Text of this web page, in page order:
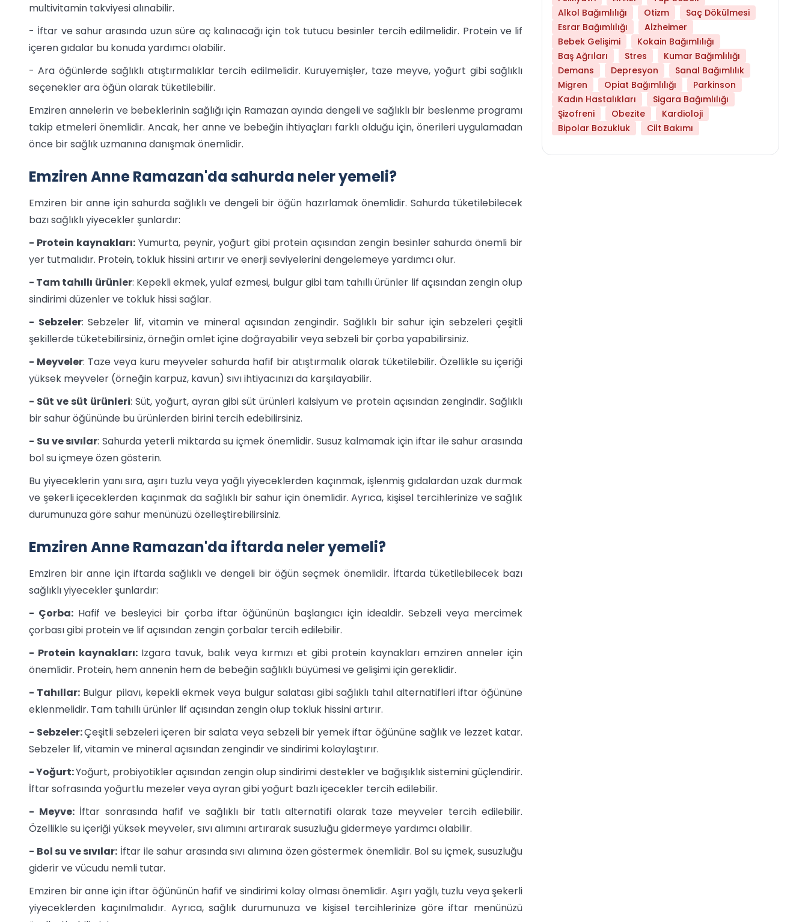
multivitamin takviyesi alınabilir.
- İftar ve sahur arasında uzun süre aç kalınacağı için tok tutucu besinler tercih edilmelidir. Protein ve lif
içeren gıdalar bu konuda yardımcı olabilir.
- Ara öğünlerde sağlıklı atıştırmalıklar tercih edilmelidir. Kuruyemişler, taze meyve, yoğurt gibi sağlıklı
seçenekler ara öğün olarak tüketilebilir.
Emziren annelerin ve bebeklerinin sağlığı için Ramazan ayında dengeli ve sağlıklı bir beslenme programı
takip etmeleri önemlidir. Ancak, her anne ve bebeğin ihtiyaçları farklı olduğu için, önerileri uygulamadan
önce bir sağlık uzmanına danışmak önemlidir.
Emziren Anne Ramazan'da sahurda neler yemeli?
Emziren bir anne için sahurda sağlıklı ve dengeli bir öğün hazırlamak önemlidir. Sahurda tüketilebilecek
bazı sağlıklı yiyecekler şunlardır:
- Protein kaynakları: Yumurta, peynir, yoğurt gibi protein açısından zengin besinler sahurda önemli bir
yer tutmalıdır. Protein, tokluk hissini artırır ve enerji seviyelerini dengelemeye yardımcı olur.
- Tam tahıllı ürünler: Kepekli ekmek, yulaf ezmesi, bulgur gibi tam tahıllı ürünler lif açısından zengin olup
sindirimi düzenler ve tokluk hissi sağlar.
- Sebzeler: Sebzeler lif, vitamin ve mineral açısından zengindir. Sağlıklı bir sahur için sebzeleri çeşitli
şekillerde tüketebilirsiniz, örneğin omlet içine doğrayabilir veya sebzeli bir çorba yapabilirsiniz.
- Meyveler: Taze veya kuru meyveler sahurda hafif bir atıştırmalık olarak tüketilebilir. Özellikle su içeriği
yüksek meyveler (örneğin karpuz, kavun) sıvı ihtiyacınızı da karşılayabilir.
- Süt ve süt ürünleri: Süt, yoğurt, ayran gibi süt ürünleri kalsiyum ve protein açısından zengindir. Sağlıklı
bir sahur öğününde bu ürünlerden birini tercih edebilirsiniz.
- Su ve sıvılar: Sahurda yeterli miktarda su içmek önemlidir. Susuz kalmamak için iftar ile sahur arasında
bol su içmeye özen gösterin.
Bu yiyeceklerin yanı sıra, aşırı tuzlu veya yağlı yiyeceklerden kaçınmak, işlenmiş gıdalardan uzak durmak
ve şekerli içeceklerden kaçınmak da sağlıklı bir sahur için önemlidir. Ayrıca, kişisel tercihlerinize ve sağlık
durumunuza göre sahur menünüzü özelleştirebilirsiniz.
Emziren Anne Ramazan'da iftarda neler yemeli?
Emziren bir anne için iftarda sağlıklı ve dengeli bir öğün seçmek önemlidir. İftarda tüketilebilecek bazı
sağlıklı yiyecekler şunlardır:
- Çorba: Hafif ve besleyici bir çorba iftar öğününün başlangıcı için idealdir. Sebzeli veya mercimek
çorbası gibi protein ve lif açısından zengin çorbalar tercih edilebilir.
- Protein kaynakları: Izgara tavuk, balık veya kırmızı et gibi protein kaynakları emziren anneler için
önemlidir. Protein, hem annenin hem de bebeğin sağlıklı büyümesi ve gelişimi için gereklidir.
- Tahıllar: Bulgur pilavı, kepekli ekmek veya bulgur salatası gibi sağlıklı tahıl alternatifleri iftar öğününe
eklenmelidir. Tam tahıllı ürünler lif açısından zengin olup tokluk hissini artırır.
- Sebzeler:Çeşitli sebzeleri içeren bir salata veya sebzeli bir yemek iftar öğününe sağlık ve lezzet katar.
Sebzeler lif, vitamin ve mineral açısından zengindir ve sindirimi kolaylaştırır.
- Yoğurt:Yoğurt, probiyotikler açısından zengin olup sindirimi destekler ve bağışıklık sistemini güçlendirir.
İftar sofrasında yoğurtlu mezeler veya ayran gibi yoğurt bazlı içecekler tercih edilebilir.
- Meyve:İftar sonrasında hafif ve sağlıklı bir tatlı alternatifi olarak taze meyveler tercih edilebilir.
Özellikle su içeriği yüksek meyveler, sıvı alımını artırarak susuzluğu gidermeye yardımcı olabilir.
- Bol su ve sıvılar: İftar ile sahur arasında sıvı alımına özen göstermek önemlidir. Bol su içmek, susuzluğu
giderir ve vücudu nemli tutar.
Emziren bir anne için iftar öğününün hafif ve sindirimi kolay olması önemlidir. Aşırı yağlı, tuzlu veya şekerli
yiyeceklerden kaçınılmalıdır. Ayrıca, sağlık durumunuza ve kişisel tercihlerinize göre iftar menünüzü
Alkol Bağımlılığı
Otizm
Saç Dökülmesi
Esrar Bağımlılığı
Alzheimer
Bebek Gelişimi
Kokain Bağımlılığı
Baş Ağrıları
Stres
Kumar Bağımlılığı
Demans
Depresyon
Sanal Bağımlılık
Migren
Opiat Bağımlılığı
Parkinson
Kadın Hastalıkları
Sigara Bağımlılığı
Şizofreni
Obezite
Kardioloji
Bipolar Bozukluk
Cilt Bakımı